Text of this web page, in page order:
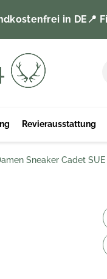
in DE 📍
Revierausstattung
Sneaker Cadet